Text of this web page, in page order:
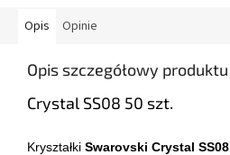
Opis Opinie
Opis szczegółowy produktu
Crystal SS08 50 szt.
Kryształki Swarovski Crystal SS08